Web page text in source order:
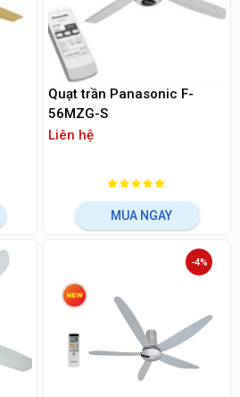
Quạt trần Panasonic F-
56MZG-S
Liên hệ
MUA NGAY
-4%